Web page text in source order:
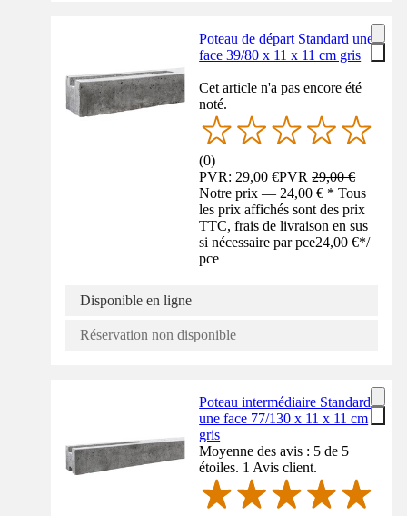
Poteau de départ Standard une
face 39/80 x 11 x 11 cm gris
Cet article n'a pas encore été
noté.
(0)
PVR: 29,00 €PVR29,00 €
Notre prix — 24,00 € * Tous
les prix affichés sont des prix
TTC, frais de livraison en sus
si nécessaire par pce24,00 €*/
pce
Disponible en ligne
Réservation non disponible
Poteau intermédiaire Standard
une face 77/130 x 11 x 11 cm
gris
Moyenne des avis : 5 de 5
étoiles. 1 Avis client.